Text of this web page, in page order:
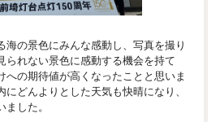
海の景色にみんな感動し、写真を撮り
られない景色に感動する機会を持て
への期待値が高くなったことと思いま
どんよりとした天気も快晴になり、
した。